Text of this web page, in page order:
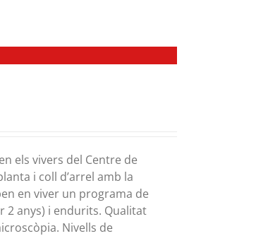
els vivers del Centre de
i coll d’arrel amb la
en viver un programa de
2 anys) i endurits. Qualitat
Nivells de